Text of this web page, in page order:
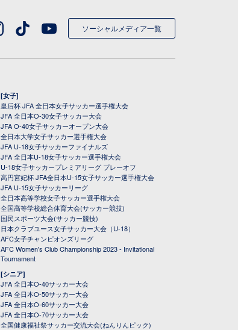
ソーシャルメディア一覧
[女子]
皇后杯 JFA 全日本女子サッカー選手権大会
JFA 全日本O-30女子サッカー大会
JFA O-40女子サッカーオープン大会
全日本大学女子サッカー選手権大会
JFA U-18女子サッカーファイナルズ
JFA 全日本U-18女子サッカー選手権大会
U-18女子サッカープレミアリーグ プレーオフ
高円宮妃杯 JFA全日本U-15女子サッカー選手権大会
JFA U-15女子サッカーリーグ
全日本高等学校女子サッカー選手権大会
全国高等学校総合体育大会(サッカー競技)
国民スポーツ大会(サッカー競技)
日本クラブユース女子サッカー大会（U-18）
AFC女子チャンピオンズリーグ
AFC Women's Club Championship 2023 - Invitational
Tournament
[シニア]
JFA 全日本O-40サッカー大会
JFA 全日本O-50サッカー大会
JFA 全日本O-60サッカー大会
JFA 全日本O-70サッカー大会
全国健康福祉祭サッカー交流大会(ねんりんピック)